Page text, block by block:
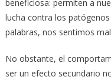
beneficiosa: permiten a
lucha contra los
palabras, nos sentimos
No obstante, el
ser un efecto secundario